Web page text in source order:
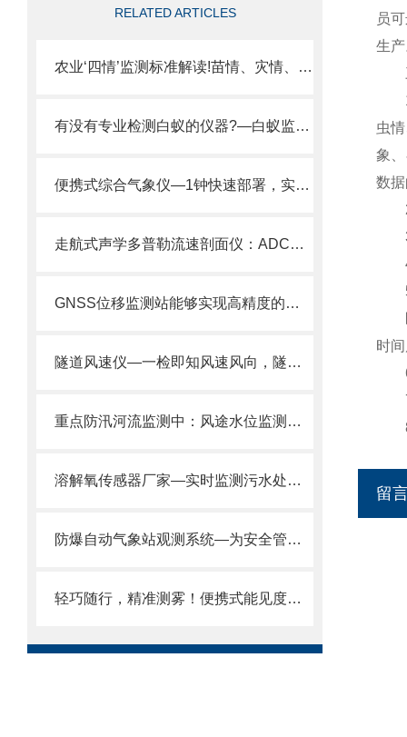
RELATED ARTICLES
农业‘四情’监测标准解读!苗情、灾情、墒情、虫情一体化系统建设指南
有没有专业检测白蚁的仪器?—白蚁监测仪为防治提供科学依据。
便携式综合气象仪—1钟快速部署，实时监测风速温度，数据同步手机预警。
走航式声学多普勒流速剖面仪：ADCP剖面分层测流，水体流态变化一网打尽！
GNSS位移监测站能够实现高精度的位移监测
隧道风速仪—一检即知风速风向，隧道风速风向检测器，实用又可靠。
重点防汛河流监测中：风途水位监测站实时反馈的数据误差控制在极小范围内。
溶解氧传感器厂家—实时监测污水处理过程中的溶解氧含量@2024全网推送
防爆自动气象站观测系统—为安全管理提供了有力支持@风途推送
轻巧随行，精准测雾！便携式能见度仪——户外、交通、科研全能助手。“
员
生
三
1.
虫
象
数
2.
3.
4.
5.
时
6.
7.
8.
留